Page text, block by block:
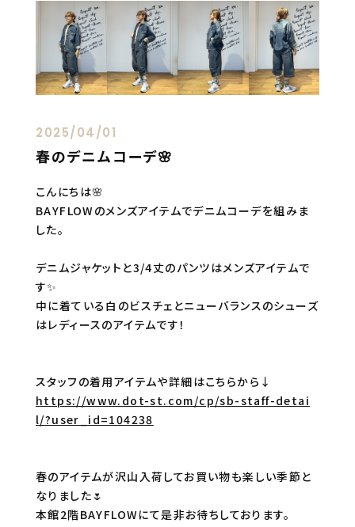
2025/04/01
春のデニムコーデ🌸
こんにちは🌸
BAYFLOWのメンズアイテムでデニムコーデを組みま
した。
デニムジャケットと3/4丈のパンツはメンズアイテムで
す✨
中に着ている白のビスチェとニューバランスのシューズ
はレディースのアイテムです！
スタッフの着用アイテムや詳細はこちらから↓
https://www.dot-st.com/cp/sb-staff-detai
l/?user_id=104238
春のアイテムが沢山入荷してお買い物も楽しい季節と
なりました🌷
本館2階BAYFLOWにて是非お待ちしております。